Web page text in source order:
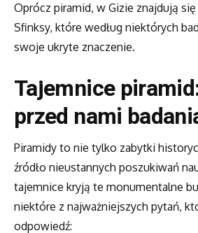
Oprócz piramid, w Gizie znajdują się
Sfinksy, które według niektórych
swoje ukryte znaczenie.
Tajemnice
przed nami
Piramidy to nie tylko zabytki
źródło nieustannych poszukiwań
tajemnice kryją te monumentalne
niektóre z najważniejszych pytań,
odpowiedź: